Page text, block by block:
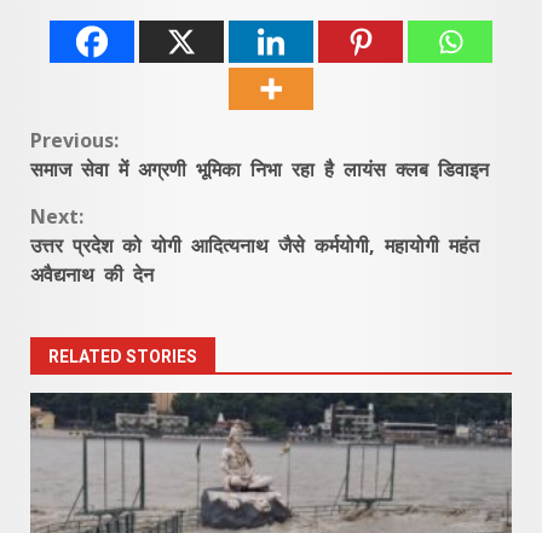
Continue
Reading
Previous:
समाज सेवा में अग्रणी भूमिका निभा रहा है लायंस क्लब डिवाइन
Next:
उत्तर प्रदेश को योगी आदित्यनाथ जैसे कर्मयोगी, महायोगी महंत
अवैद्यनाथ की देन
RELATED STORIES